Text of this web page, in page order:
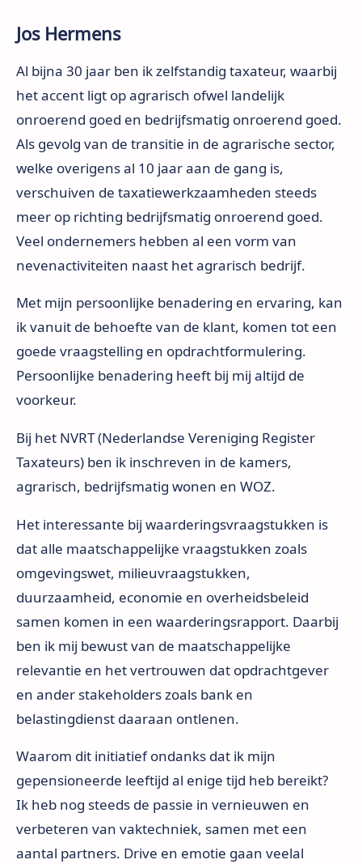
Jos Hermens
Al bijna 30 jaar ben ik zelfstandig taxateur, waarbij
het accent ligt op agrarisch ofwel landelijk
onroerend goed en bedrijfsmatig onroerend goed.
Als gevolg van de transitie in de agrarische sector,
welke overigens al 10 jaar aan de gang is,
verschuiven de taxatiewerkzaamheden steeds
meer op richting bedrijfsmatig onroerend goed.
Veel ondernemers hebben al een vorm van
nevenactiviteiten naast het agrarisch bedrijf.
Met mijn persoonlijke benadering en ervaring, kan
ik vanuit de behoefte van de klant, komen tot een
goede vraagstelling en opdrachtformulering.
Persoonlijke benadering heeft bij mij altijd de
voorkeur.
Bij het NVRT (Nederlandse Vereniging Register
Taxateurs) ben ik inschreven in de kamers,
agrarisch, bedrijfsmatig wonen en WOZ.
Het interessante bij waarderingsvraagstukken is
dat alle maatschappelijke vraagstukken zoals
omgevingswet, milieuvraagstukken,
duurzaamheid, economie en overheidsbeleid
samen komen in een waarderingsrapport. Daarbij
ben ik mij bewust van de maatschappelijke
relevantie en het vertrouwen dat opdrachtgever
en ander stakeholders zoals bank en
belastingdienst daaraan ontlenen.
Waarom dit initiatief ondanks dat ik mijn
gepensioneerde leeftijd al enige tijd heb bereikt?
Ik heb nog steeds de passie in vernieuwen en
verbeteren van vaktechniek, samen met een
aantal partners. Drive en emotie gaan veelal